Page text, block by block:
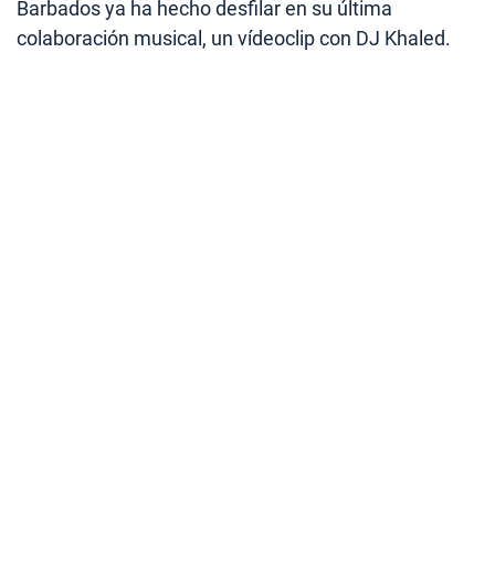
Barbados ya ha hecho desfilar en su última
colaboración musical, un vídeoclip con DJ Khaled.